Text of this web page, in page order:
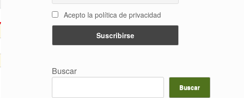
Acepto la política de privacidad
Buscar
Buscar